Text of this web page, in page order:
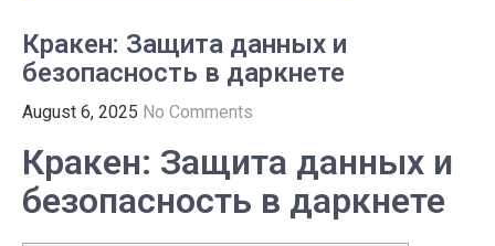
Кракен: Защита данных и
безопасность в даркнете
August 6, 2025 No Comments
Кракен: Защита данных и
безопасность в даркнете